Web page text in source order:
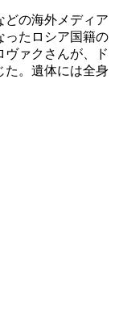
どの海外メディア
ったロシア国籍の
ヴァクさんが、ド
た。遺体には全身